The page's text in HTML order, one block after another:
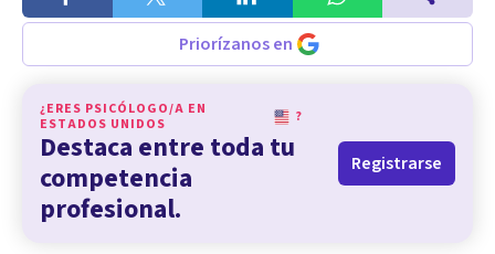
Priorízanos en
¿ERES PSICÓLOGO/A EN
ESTADOS UNIDOS
?
Destaca entre toda tu
competencia
profesional.
Registrarse